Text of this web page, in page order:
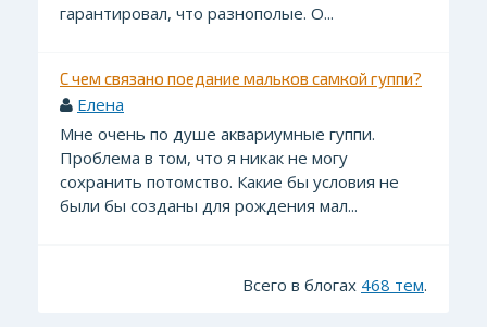
гарантировал, что разнополые. О...
С чем связано поедание мальков самкой гуппи?
Елена
Мне очень по душе аквариумные гуппи.
Проблема в том, что я никак не могу
сохранить потомство. Какие бы условия не
были бы созданы для рождения мал...
Всего в блогах 468 тем.